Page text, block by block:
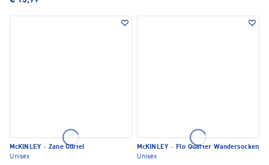
McKINLEY · Zane Gürtel
Unisex
McKINLEY · Flo Quarter Wandersocken
Unisex